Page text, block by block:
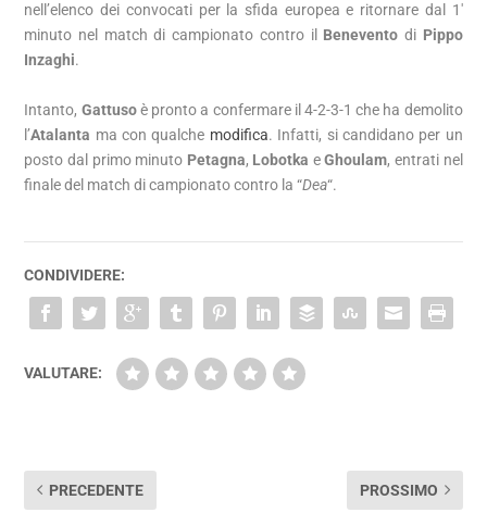
nell’elenco dei convocati per la sfida europea e ritornare dal 1′
minuto nel match di campionato contro il Benevento diPippo
Inzaghi.
Intanto, Gattusoè pronto a confermare il 4-2-3-1 che ha demolito
l’Atalanta ma con qualche modifica. Infatti, si candidano per un
posto dal primo minuto Petagna, Lobotka eGhoulam, entrati nel
finale del match di campionato contro la “Dea“.
CONDIVIDERE:
VALUTARE:
PRECEDENTE PROSSIMO